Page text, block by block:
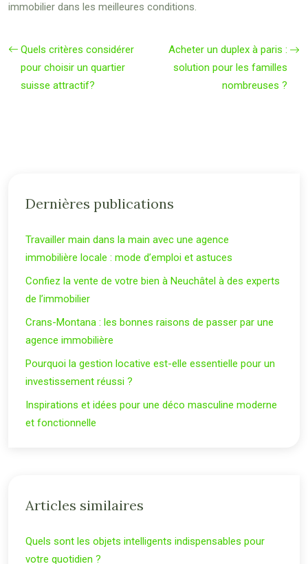
immobilier dans les meilleures conditions.
Quels critères considérer
pour choisir un quartier
suisse attractif?
Acheter un duplex à paris :
solution pour les familles
nombreuses ?
Dernières publications
Travailler main dans la main avec une agence
immobilière locale : mode d’emploi et astuces
Confiez la vente de votre bien à Neuchâtel à des experts
de l’immobilier
Crans-Montana : les bonnes raisons de passer par une
agence immobilière
Pourquoi la gestion locative est-elle essentielle pour un
investissement réussi ?
Inspirations et idées pour une déco masculine moderne
et fonctionnelle
Articles similaires
Quels sont les objets intelligents indispensables pour
votre quotidien ?